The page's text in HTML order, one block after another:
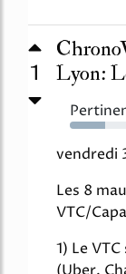
1
Lyon:
55%
vendredi
Les 8
VTC/
1) Le